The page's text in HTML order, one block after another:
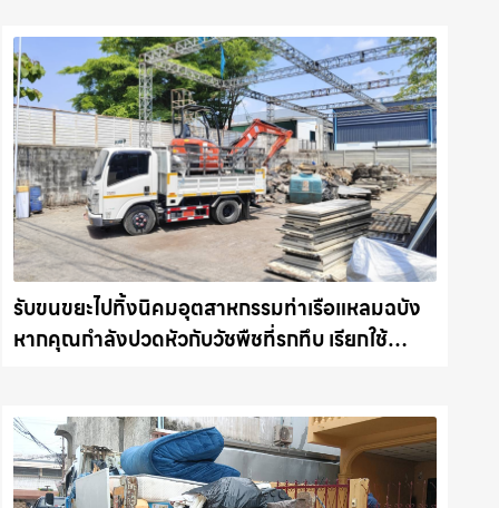
รับขนขยะไปทิ้งนิคมอุตสาหกรรมท่าเรือแหลมฉบัง
หากคุณกำลังปวดหัวกับวัชพืชที่รกทึบ เรียกใช้